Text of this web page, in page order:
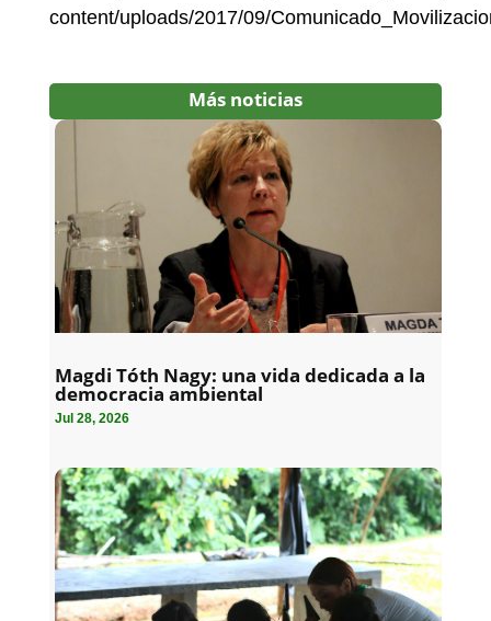
content/uploads/2017/09/
Más noticias
Magdi Tóth Nagy: una vida dedicada a la
democracia ambiental
Jul 28, 2026